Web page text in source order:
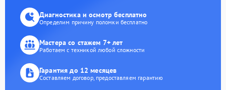
Диагностика и осмотр бесплатно
Определим причину поломки бесплатно
Мастера со стажем 7+ лет
Работаем с техникой любой сложности
Гарантия до 12 месяцев
Составляем договор, предоставляем гарантию